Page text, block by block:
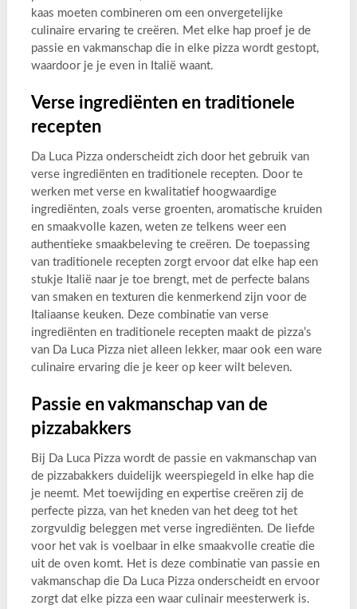
kaas moeten combineren om een onvergetelijke
culinaire ervaring te creëren. Met elke hap proef je de
passie en vakmanschap die in elke pizza wordt gestopt,
waardoor je je even in Italië waant.
Verse ingrediënten en traditionele
recepten
Da Luca Pizza onderscheidt zich door het gebruik van
verse ingrediënten en traditionele recepten. Door te
werken met verse en kwalitatief hoogwaardige
ingrediënten, zoals verse groenten, aromatische kruiden
en smaakvolle kazen, weten ze telkens weer een
authentieke smaakbeleving te creëren. De toepassing
van traditionele recepten zorgt ervoor dat elke hap een
stukje Italië naar je toe brengt, met de perfecte balans
van smaken en texturen die kenmerkend zijn voor de
Italiaanse keuken. Deze combinatie van verse
ingrediënten en traditionele recepten maakt de pizza’s
van Da Luca Pizza niet alleen lekker, maar ook een ware
culinaire ervaring die je keer op keer wilt beleven.
Passie en vakmanschap van de
pizzabakkers
Bij Da Luca Pizza wordt de passie en vakmanschap van
de pizzabakkers duidelijk weerspiegeld in elke hap die
je neemt. Met toewijding en expertise creëren zij de
perfecte pizza, van het kneden van het deeg tot het
zorgvuldig beleggen met verse ingrediënten. De liefde
voor het vak is voelbaar in elke smaakvolle creatie die
uit de oven komt. Het is deze combinatie van passie en
vakmanschap die Da Luca Pizza onderscheidt en ervoor
zorgt dat elke pizza een waar culinair meesterwerk is.